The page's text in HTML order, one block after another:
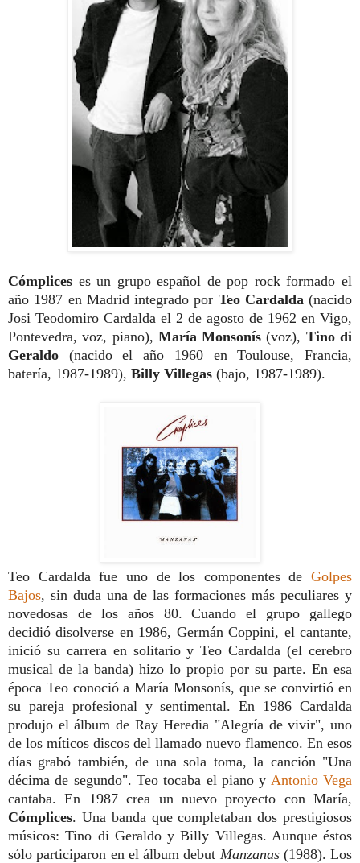
Cómplices es un grupo español de pop rock formado el
año 1987 en Madrid integrado por Teo Cardalda (nacido
Josi Teodomiro Cardalda el 2 de agosto de 1962 en Vigo,
Pontevedra, voz, piano), María Monsonís (voz), Tino di
Geraldo
(nacido el año 1960 en Toulouse, Francia,
batería, 1987-1989), Billy Villegas (bajo, 1987-1989).
Teo Cardalda fue uno de los componentes de Golpes
Bajos, sin duda una de las formaciones más peculiares y
novedosas de los años 80. Cuando el grupo gallego
decidió disolverse en 1986, Germán Coppini, el cantante,
inició su carrera en solitario y Teo Cardalda (el cerebro
musical de la banda) hizo lo propio por su parte. En esa
época Teo conoció a María Monsonís, que se convirtió en
su pareja profesional y sentimental. En 1986 Cardalda
produjo el álbum de Ray Heredia "Alegría de vivir", uno
de los míticos discos del llamado nuevo flamenco. En esos
días grabó también, de una sola toma, la canción "Una
décima de segundo". Teo tocaba el piano y Antonio Vega
cantaba. En 1987 crea un nuevo proyecto con María,
Cómplices. Una banda que completaban dos prestigiosos
músicos: Tino di Geraldo y Billy Villegas. Aunque éstos
sólo participaron en el álbum debut Manzanas (1988). Los